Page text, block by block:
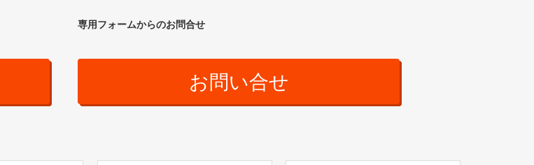
専用フォームからのお問合せ
お問い合せ